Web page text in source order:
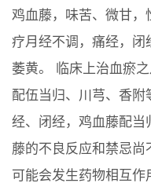
鸡血藤，味苦、微甘，
疗月经不调，痛经，闭
萎黄。 临床上治血瘀
配伍当归、川芎、香
经、闭经，鸡血藤配当
藤的不良反应和禁忌尚
可能会发生药物相互作